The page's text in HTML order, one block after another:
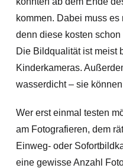
kommen. Dabei muss
denn diese kosten
Die Bildqualität ist meist
Kinderkameras.
wasserdicht – sie
Wer erst einmal testen
am Fotografieren, dem
Einweg- oder
eine gewisse Anzahl